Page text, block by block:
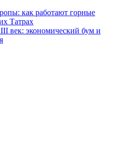
как работают горные
Татрах
век: экономический бум и